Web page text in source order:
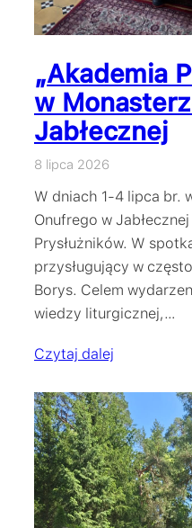
„Akademia
w
Jabłecznej
8 lipca 2026
W dniach 1-4 lipca br.
Onufrego w
Prysłużników. W
przysługujący w
Borys. Celem
wiedzy liturgicznej,…
Czytaj dalej